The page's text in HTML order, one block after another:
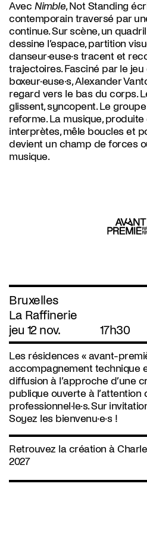
Avec Nimble, Not Standing
contemporain traversé par
continue. Sur scène, un
dessine l’espace, partition
danseur·euse·s tracent et
trajectoires. Fasciné par le
boxeur·euse·s, Alexander
regard vers le bas du corps.
glissent, syncopent. Le
reforme. La musique,
interprètes, mêle boucles et
devient un champ de forces
musique.
Bruxelles
La Raffinerie
jeu 12 nov.
17h30
Les résidences « avant-
accompagnement technique
diffusion à l’approche d’une
publique ouverte à l’attention
professionnel·le·s. Sur
Soyez les bienvenu·e·s !
Retrouvez la création à
2027